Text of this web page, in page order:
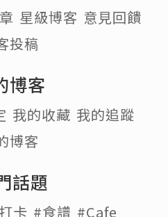
星級博客 意見回饋
投稿
博客
我的收藏 我的追蹤
博客
話題
卡 #食譜 #Cafe